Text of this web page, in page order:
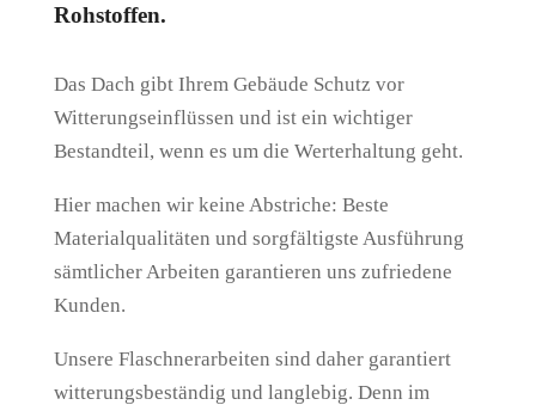
Rohstoffen.
Das Dach gibt Ihrem Gebäude Schutz vor
Witterungseinflüssen und ist ein wichtiger
Bestandteil, wenn es um die Werterhaltung geht.
Hier machen wir keine Abstriche: Beste
Materialqualitäten und sorgfältigste Ausführung
sämtlicher Arbeiten garantieren uns zufriedene
Kunden.
Unsere Flaschnerarbeiten sind daher garantiert
witterungsbeständig und langlebig. Denn im